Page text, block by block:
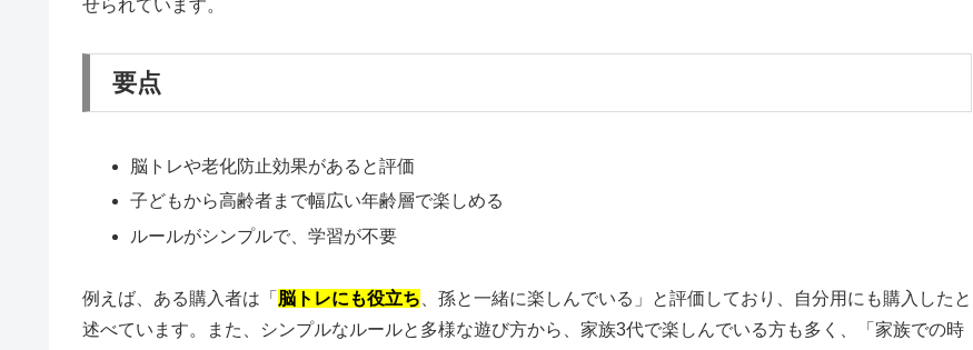
せられています。
要点
脳トレや老化防止効果があると評価
子どもから高齢者まで幅広い年齢層で楽しめる
ルールがシンプルで、学習が不要
例えば、ある購入者は「 脳トレにも役立ち 、孫と一緒に楽しんでいる」と評価しており、自分用にも購入したと
述べています。また、シンプルなルールと多様な遊び方から、家族3代で楽しんでいる方も多く、「家族での時